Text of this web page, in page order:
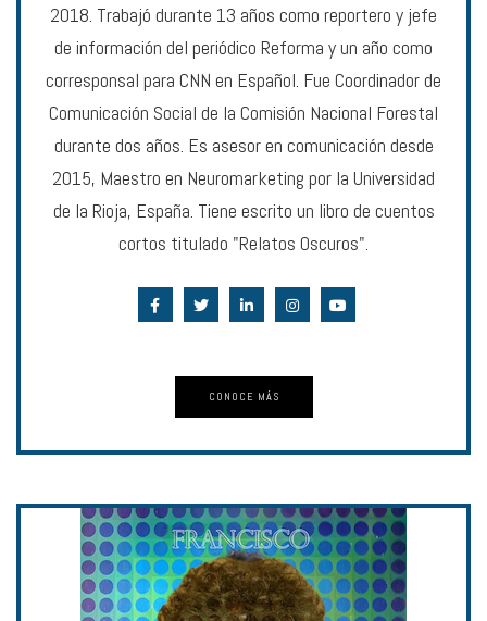
2018. Trabajó durante 13 años como reportero y jefe
de información del periódico Reforma y un año como
corresponsal para CNN en Español. Fue Coordinador de
Comunicación Social de la Comisión Nacional Forestal
durante dos años. Es asesor en comunicación desde
2015, Maestro en Neuromarketing por la Universidad
de la Rioja, España. Tiene escrito un libro de cuentos
cortos titulado "Relatos Oscuros".
CONOCE MÁS